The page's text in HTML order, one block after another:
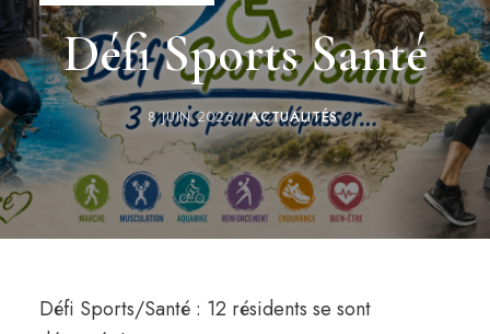
Association
Résidence
Saint
Nicolas
Humanisme,
garantie
des
droits
et
respect
de
la
dignité
Défi Sports Santé
8 JUIN 2026 ACTUALITÉS
Défi Sports/Santé : 12 résidents se sont